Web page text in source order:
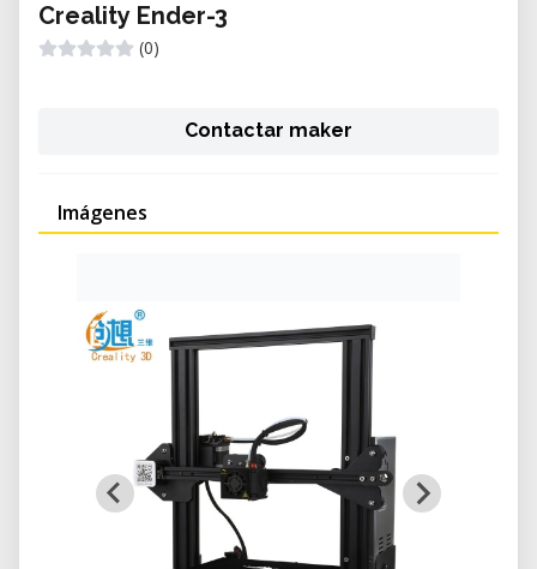
Creality Ender-3
(0)
Contactar maker
Imágenes